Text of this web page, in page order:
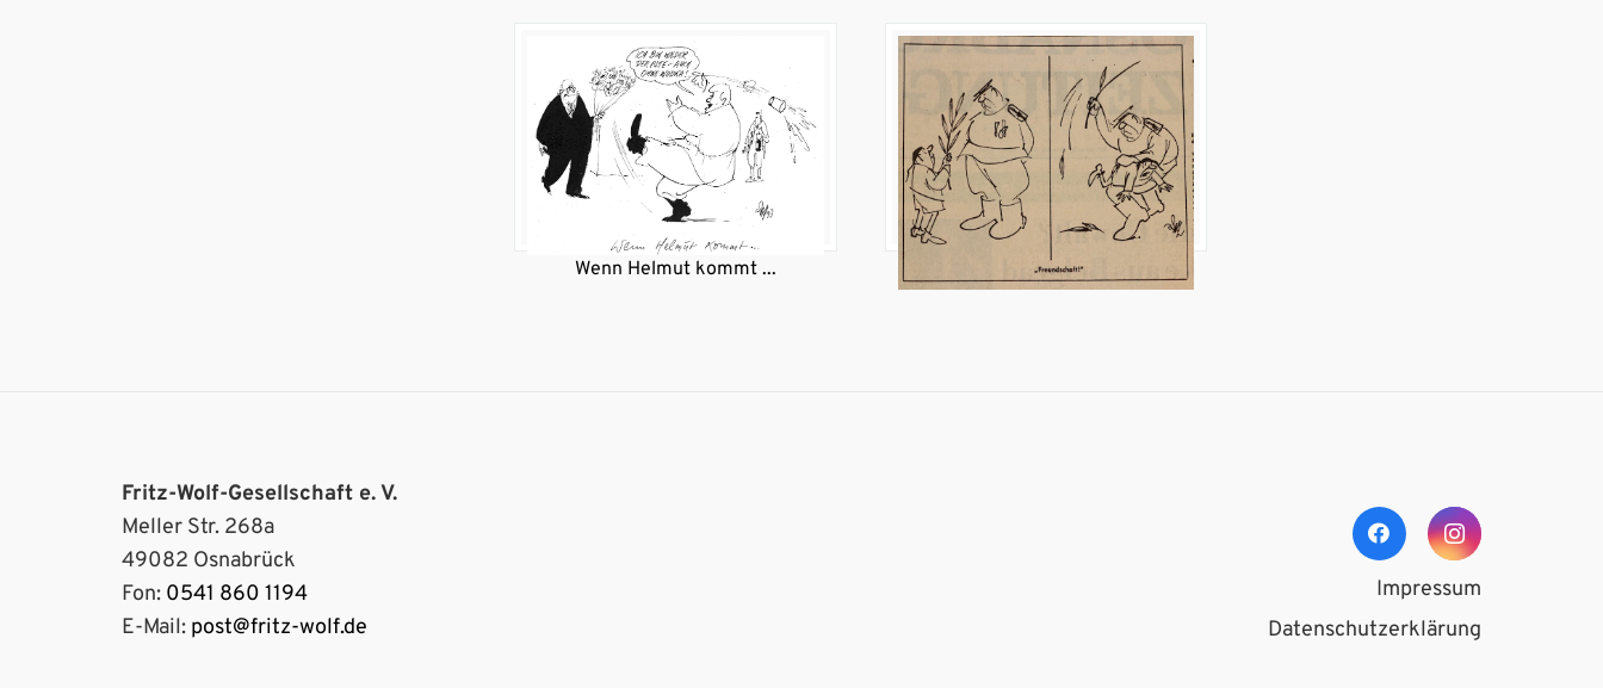
Wenn Helmut kommt ... "Freundschaft!"
Fritz-Wolf-Gesellschaft e. V.
Meller Str. 268a
49082 Osnabrück
Fon: 0541 860 1194
E-Mail: post@fritz-wolf.de
Impressum
Datenschutzerklärung